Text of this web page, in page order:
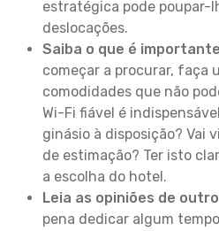
estratégica pode poupar-
deslocações.
Saiba o que é
começar a procurar, faça
comodidades que não
Wi-Fi fiável é
ginásio à disposição? Vai
de estimação? Ter isto
a escolha do hotel.
Leia as opiniões de
pena dedicar algum